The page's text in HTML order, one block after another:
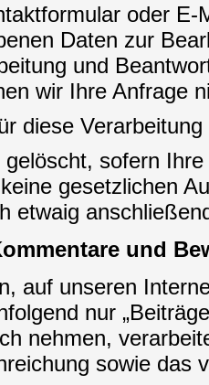
oder
Daten zur
und
wir Ihre Anfrage
diese
sofern
gesetzlichen
etwaig
und
auf unseren
nur
nehmen,
sowie das